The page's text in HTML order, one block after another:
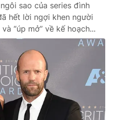
sao của series đình
hết lời ngợi khen người
“úp mở” về kế hoạch...